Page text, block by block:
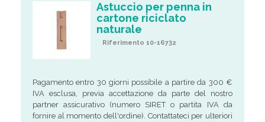
Astuccio per penna in
cartone riciclato
naturale
Riferimento 10-16732
Pagamento entro 30 giorni possibile a partire da 300 €
IVA esclusa, previa accettazione da parte del nostro
partner assicurativo (numero SIRET o partita IVA da
fornire al momento dell'ordine). Contattateci per ulteriori